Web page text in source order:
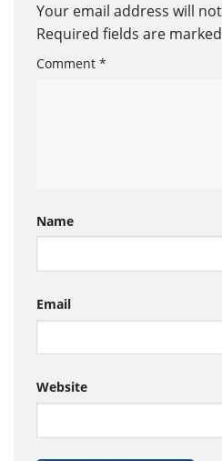
Your email address will
Required fields are marked
Comment *
Name
Email
Website